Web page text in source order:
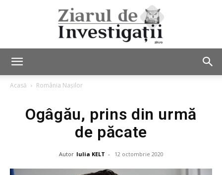
de
Investigații
Acasă România Nașilor
Ogâgău, prins din urmă
de păcate
Autor Iulia KELT - 12 octombrie 2020